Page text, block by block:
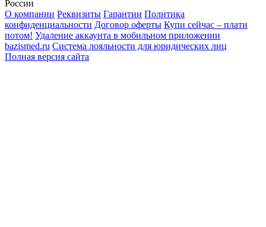
России
О компании Реквизиты Гарантии Политика
конфиденциальности Договор оферты Купи сейчас – плати
потом! Удаление аккаунта в мобильном приложении
bazismed.ru Система лояльности для юридических лиц
Полная версия сайта